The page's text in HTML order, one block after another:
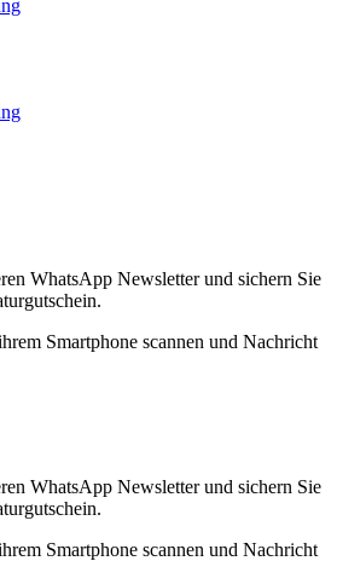
WhatsApp Newsletter und sichern Sie
Smartphone scannen und Nachricht
WhatsApp Newsletter und sichern Sie
Smartphone scannen und Nachricht